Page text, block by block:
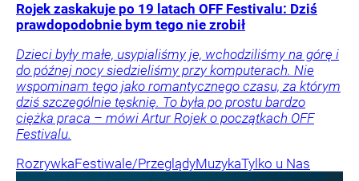
Rojek zaskakuje po 19 latach OFF Festivalu: Dziś
prawdopodobnie bym tego nie zrobił
Dzieci były małe, usypialiśmy je, wchodziliśmy na górę i
do późnej nocy siedzieliśmy przy komputerach. Nie
wspominam tego jako romantycznego czasu, za którym
dziś szczególnie tęsknię. To była po prostu bardzo
ciężka praca – mówi Artur Rojek o początkach OFF
Festivalu.
RozrywkaFestiwale/PrzeglądyMuzykaTylko u Nas